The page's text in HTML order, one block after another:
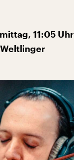
11:05 Uhr